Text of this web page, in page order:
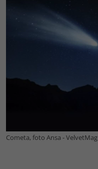
Cometa, foto Ansa - VelvetMag